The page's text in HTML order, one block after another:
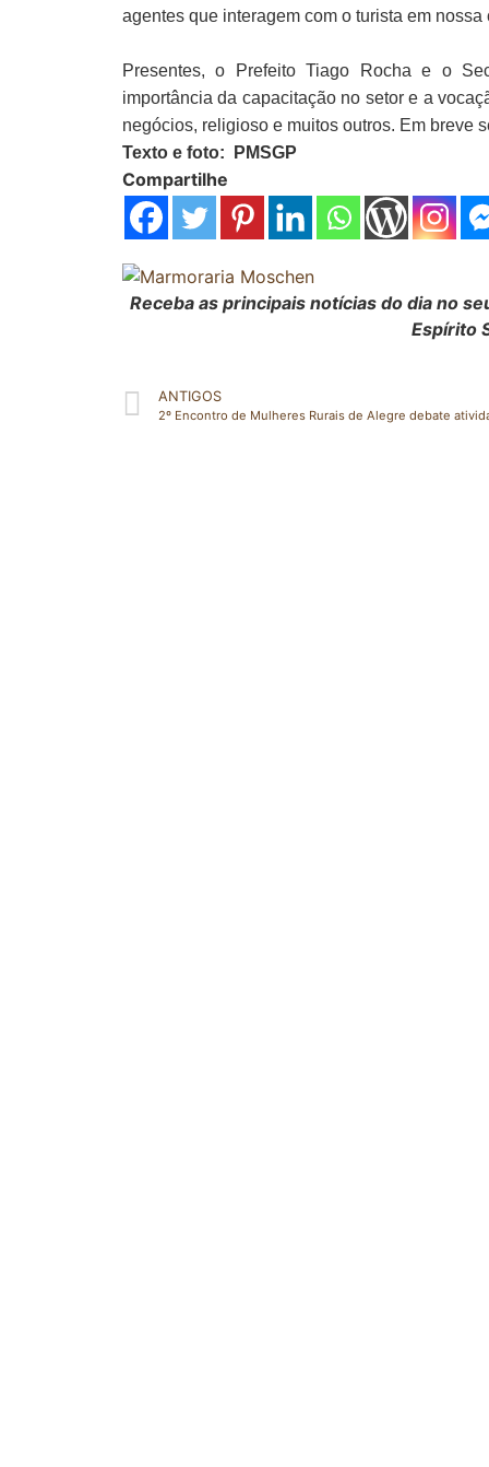
agentes que interagem com o turista em nossa
Presentes, o Prefeito Tiago Rocha e o
importância da capacitação no setor e a
negócios, religioso e muitos outros. Em breve
Texto e foto: PMSGP
Compartilhe
Receba as principais notícias do dia no
Espírito
ANTIGOS